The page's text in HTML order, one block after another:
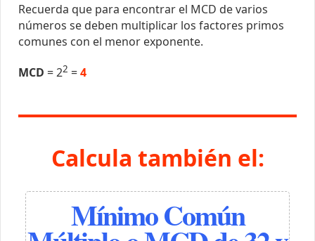
Recuerda que para encontrar el MCD de varios
números se deben multiplicar los factores primos
comunes con el menor exponente.
MCD = 22 =4
Calcula también el:
Mínimo Común